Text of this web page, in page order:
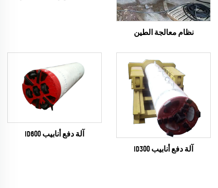
نظام معالجة الطين
آلة دفع أنابيب ID300
آلة دفع أنابيب ID600